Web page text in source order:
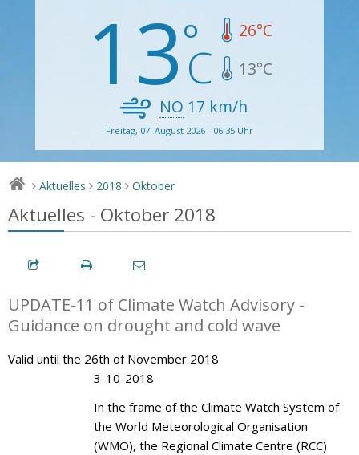
13 26°C
13°C
NO 17 km/h
Freitag, 07. August 2026 - 06:35 Uhr
> Aktuelles > 2018 > Oktober
Aktuelles - Oktober 2018
UPDATE-11 of Climate Watch Advisory -
Guidance on drought and cold wave
Valid until the 26th of November 2018
3-10-2018
In the frame of the Climate Watch System of
the World Meteorological Organisation
(WMO), the Regional Climate Centre (RCC)